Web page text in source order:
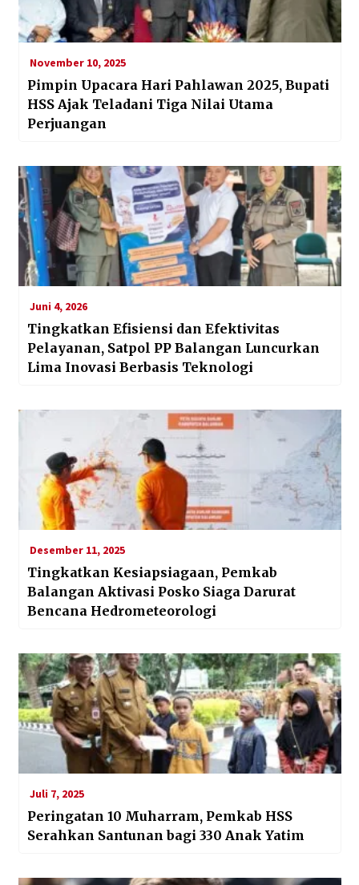
November 10, 2025
Pimpin Upacara Hari Pahlawan 2025, Bupati
HSS Ajak Teladani Tiga Nilai Utama
Perjuangan
Juni 4, 2026
Tingkatkan Efisiensi dan Efektivitas
Pelayanan, Satpol PP Balangan Luncurkan
Lima Inovasi Berbasis Teknologi
Desember 11, 2025
Tingkatkan Kesiapsiagaan, Pemkab
Balangan Aktivasi Posko Siaga Darurat
Bencana Hedrometeorologi
Juli 7, 2025
Peringatan 10 Muharram, Pemkab HSS
Serahkan Santunan bagi 330 Anak Yatim